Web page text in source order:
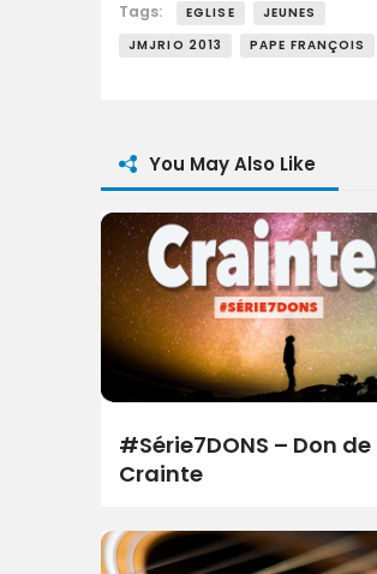
Tags: EGLISE
JEUNES
JMJRIO 2013
PAPE FRANÇOIS
You May Also Like
#Série7DONS – Don de
Crainte